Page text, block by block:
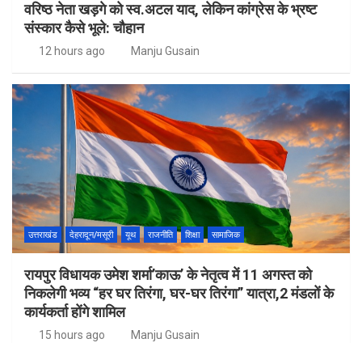
वरिष्ठ नेता खड़गे को स्व.अटल याद, लेकिन कांग्रेस के भ्रष्ट
संस्कार कैसे भूले: चौहान
12 hours ago Manju Gusain
उत्तराखंड देहरादून/मसूरी यूथ राजनीति शिक्षा सामाजिक
रायपुर विधायक उमेश शर्मा’काऊ’ के नेतृत्व में 11 अगस्त को
निकलेगी भव्य “हर घर तिरंगा, घर-घर तिरंगा” यात्रा,2 मंडलों के
कार्यकर्ता होंगे शामिल
15 hours ago Manju Gusain